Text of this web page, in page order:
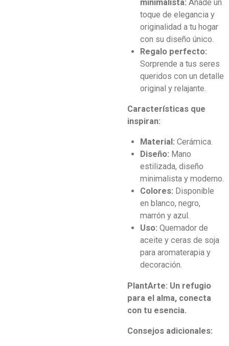
minimalista: Añade un
toque de elegancia y
originalidad a tu hogar
con su diseño único.
Regalo perfecto:
Sorprende a tus seres
queridos con un detalle
original y relajante.
Características que
inspiran:
Material: Cerámica.
Diseño: Mano
estilizada, diseño
minimalista y moderno.
Colores: Disponible
en blanco, negro,
marrón y azul.
Uso: Quemador de
aceite y ceras de soja
para aromaterapia y
decoración.
PlantArte: Un refugio
para el alma, conecta
con tu esencia.
Consejos adicionales: